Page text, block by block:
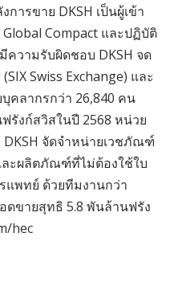
ารขาย DKSH เป็นผู้เข้า
Compact และปฏิบัติ
ความรับผิดชอบ DKSH จด
Swiss Exchange) และ
คลากรกว่า 26,840 คน
รังก์สวิสในปี 2568 หน่วย
จัดจำหน่ายเวชภัณฑ์
ะผลิตภัณฑ์ที่ไม่ต้องใช้ใบ
แพทย์ ด้วยทีมงานกว่า
ดขายสุทธิ 5.8 พันล้านฟรัง
hec